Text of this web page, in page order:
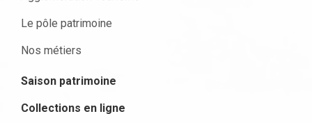
Le pôle patrimoine
Nos métiers
Saison patrimoine
Collections en ligne